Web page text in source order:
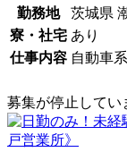
勤務地
茨城県
寮・社宅 あり
仕事内容 自動車
募集が停止してい